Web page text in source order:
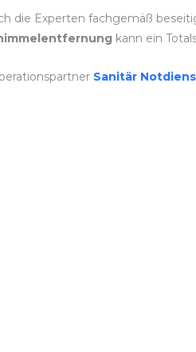
die Experten fachgemäß
kann ein
Sanitär